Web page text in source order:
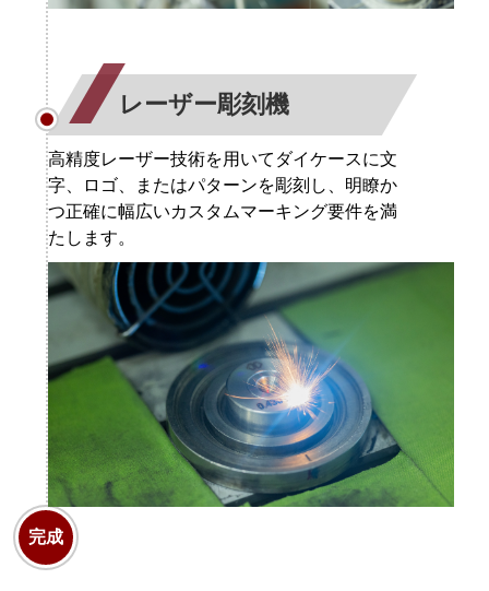
レーザー彫刻機
高精度レーザー技術を用いてダイケースに文
字、ロゴ、またはパターンを彫刻し、明瞭か
つ正確に幅広いカスタムマーキング要件を満
たします。
完成